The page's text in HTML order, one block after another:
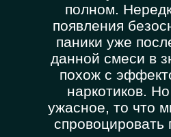
полном.
появления
паники уже
данной смеси в
похож с
наркотиков.
ужасное, то что
спровоцировать